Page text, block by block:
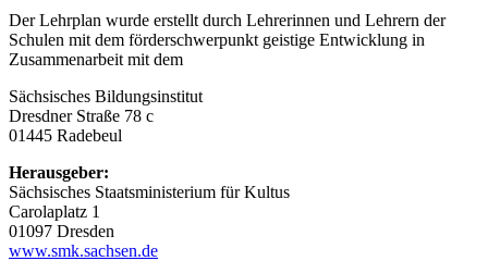
Der Lehrplan wurde erstellt durch Lehrerinnen und Lehrern der
Schulen mit dem förderschwerpunkt geistige Entwicklung in
Zusammenarbeit mit dem
Sächsisches Bildungsinstitut
Dresdner Straße 78 c
01445 Radebeul
Herausgeber:
Sächsisches Staatsministerium für Kultus
Carolaplatz 1
01097 Dresden
www.smk.sachsen.de